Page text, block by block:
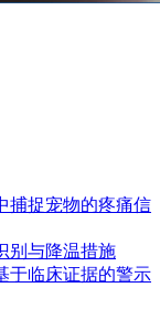
捕捉宠物的疼痛信
别与降温措施
于临床证据的警示